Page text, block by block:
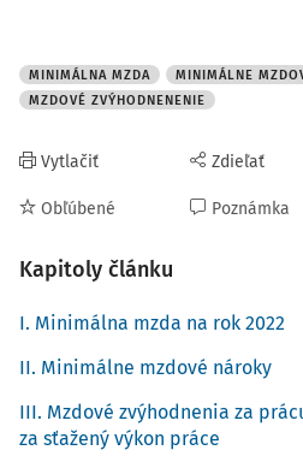
MINIMÁLNA MZDA
MINIMÁLNE
MZDOVÉ ZVÝHODNENENIE
Vytlačiť
Obľúbené
Zdieľať
Poznámka
Kapitoly článku
I. Minimálna mzda na rok 2022
II. Minimálne mzdové nároky
III. Mzdové zvýhodnenia za
za sťažený výkon práce